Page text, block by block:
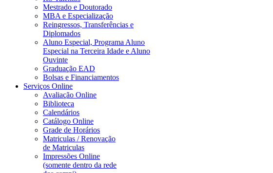
Mestrado e Doutorado
MBA e Especialização
Reingressos, Transferências e
Diplomados
Aluno Especial, Programa Aluno
Especial na Terceira Idade e Aluno
Ouvinte
Graduação EAD
Bolsas e Financiamentos
Serviços Online
Avaliação Online
Biblioteca
Calendários
Catálogo Online
Grade de Horários
Matriculas / Renovação
de Matriculas
Impressões Online
(somente dentro da rede